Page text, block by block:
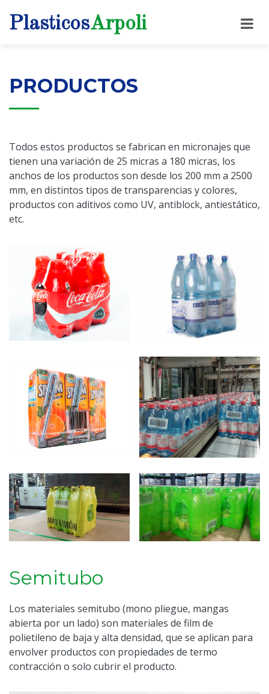
PlasticosArpoli
PRODUCTOS
Todos estos productos se fabrican en micronajes que
tienen una variación de 25 micras a 180 micras, los
anchos de los productos son desde los 200 mm a 2500
mm, en distintos tipos de transparencias y colores,
productos con aditivos como UV, antiblock, antiestático,
etc.
Semitubo
Los materiales semitubo (mono pliegue, mangas
abierta por un lado) son materiales de film de
polietileno de baja y alta densidad, que se aplican para
envolver productos con propiedades de termo
contracción o solo cubrir el producto.